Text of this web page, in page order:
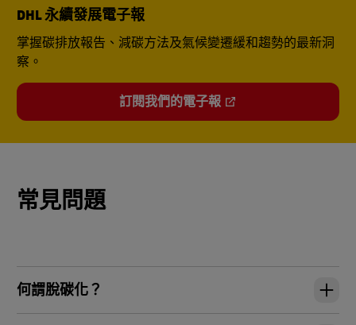
DHL 永續發展電子報
掌握碳排放報告、減碳方法及氣候變遷緩和趨勢的最新洞
察。
訂閱我們的電子報
常見問題
何謂脫碳化？